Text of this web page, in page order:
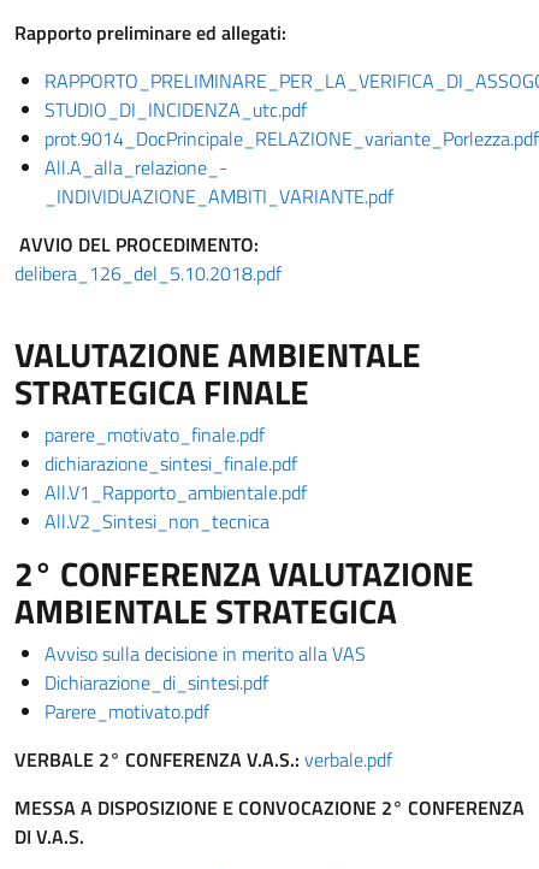
Rapporto preliminare ed allegati:
STUDIO_DI_INCIDENZA_utc.pdf
prot.9014_DocPrincipale_RELAZIONE_variante_Porlezza.pdf
All.A_alla_relazione_-
_INDIVIDUAZIONE_AMBITI_VARIANTE.pdf
AVVIO DEL PROCEDIMENTO:
delibera_126_del_5.10.2018.pdf
VALUTAZIONE AMBIENTALE
STRATEGICA FINALE
parere_motivato_finale.pdf
dichiarazione_sintesi_finale.pdf
All.V1_Rapporto_ambientale.pdf
All.V2_Sintesi_non_tecnica
2° CONFERENZA VALUTAZIONE
AMBIENTALE STRATEGICA
Avviso sulla decisione in merito alla VAS
Dichiarazione_di_sintesi.pdf
Parere_motivato.pdf
VERBALE 2° CONFERENZA V.A.S.: verbale.pdf
MESSA A DISPOSIZIONE E CONVOCAZIONE 2° CONFERENZA
DI V.A.S.